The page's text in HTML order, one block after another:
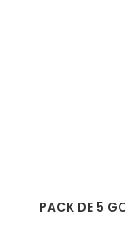
PACK DE 5